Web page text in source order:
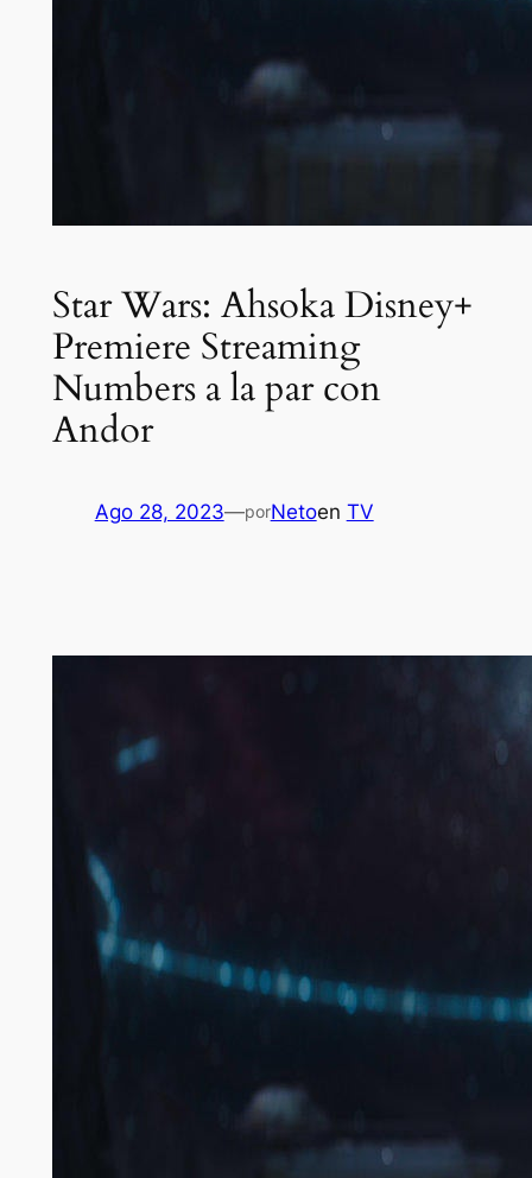
Star Wars: Ahsoka Disney+
Premiere Streaming
Numbers a la par con
Andor
Ago 28, 2023—porNetoen TV